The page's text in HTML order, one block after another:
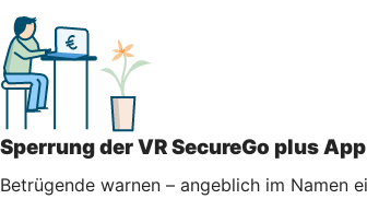
Sperrung der VR SecureGo plus App
Betrügende warnen – angeblich im Namen